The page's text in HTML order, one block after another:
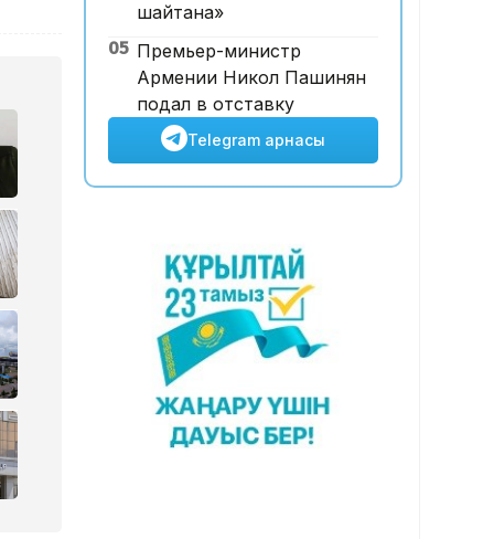
шайтана»
05 Премьер-министр
Армении Никол Пашинян
подал в отставку
Telegram арнасы